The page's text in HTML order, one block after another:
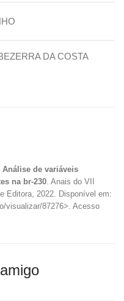
DA COSTA
Análise de variáveis
na br-230 . Anais do VII
Editora, 2022. Disponível em:
visualizar/87276>. Acesso